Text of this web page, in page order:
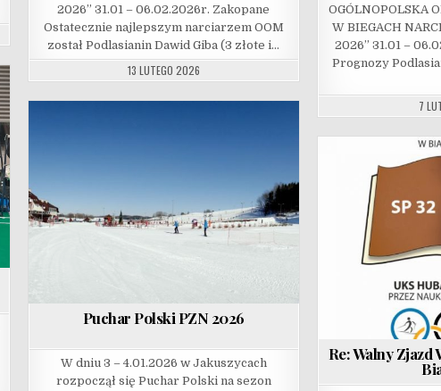
2026” 31.01 – 06.02.2026r. Zakopane
Ostatecznie najlepszym narciarzem OOM
został Podlasianin Dawid Giba (3 złote i…
13 LUTEGO 2026
OGÓLNOPOLSKA
W BIEGACH
2026” 31.01 –
Prognozy
7
Puchar Polski PZN 2026
W dniu 3 – 4.01.2026 w Jakuszycach
rozpoczął się Puchar Polski na sezon
Re: Walny Zjazd